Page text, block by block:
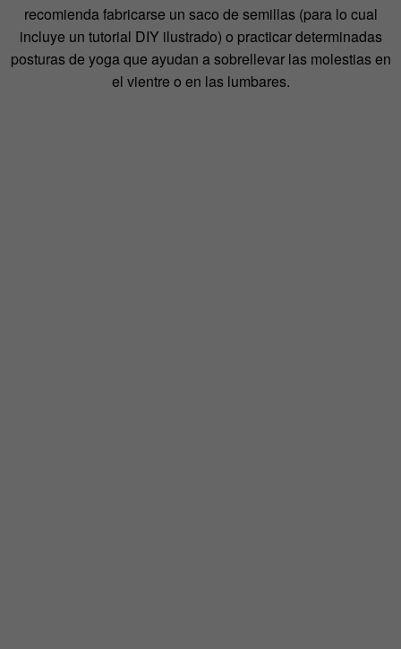
recomienda fabricarse un saco de semillas (para lo cual
incluye un tutorial DIY ilustrado) o practicar determinadas
posturas de yoga que ayudan a sobrellevar las molestias en
el vientre o en las lumbares.